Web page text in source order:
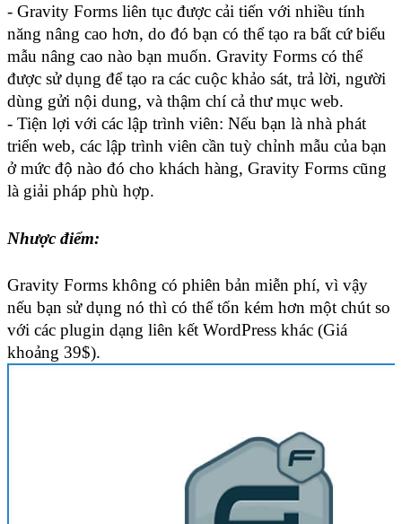
- Gravity Forms liên tục được cải tiến với nhiều tính
năng nâng cao hơn, do đó bạn có thể tạo ra bất cứ biểu
mẫu nâng cao nào bạn muốn. Gravity Forms có thể
được sử dụng để tạo ra các cuộc khảo sát, trả lời, người
dùng gửi nội dung, và thậm chí cả thư mục web.
- Tiện lợi với các lập trình viên: Nếu bạn là nhà phát
triển web, các lập trình viên cần tuỳ chỉnh mẫu của bạn
ở mức độ nào đó cho khách hàng, Gravity Forms cũng
là giải pháp phù hợp.
Nhược điểm:
Gravity Forms không có phiên bản miễn phí, vì vậy
nếu bạn sử dụng nó thì có thể tốn kém hơn một chút so
với các plugin dạng liên kết WordPress khác (Giá
khoảng 39$).